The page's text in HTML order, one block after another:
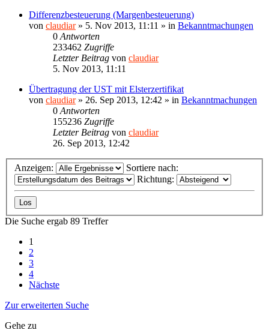
Differenzbesteuerung (Margenbesteuerung)
von claudiar» 5. Nov 2013, 11:11 » in Bekanntmachungen
0 Antworten
233462 Zugriffe
Letzter Beitrag von claudiar
5. Nov 2013, 11:11
Übertragung der UST mit Elsterzertifikat
von claudiar» 26. Sep 2013, 12:42 » in Bekanntmachungen
0 Antworten
155236 Zugriffe
Letzter Beitrag von claudiar
26. Sep 2013, 12:42
Anzeigen:
Sortiere nach:
Richtung:
Die Suche ergab 89 Treffer
1
2
3
4
Nächste
Zur erweiterten Suche
Gehe zu